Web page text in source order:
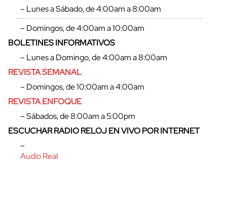
– Lunes a Sábado, de 4:00am a 8:00am
– Domingos, de 4:00am a 10:00am
BOLETINES INFORMATIVOS
– Lunes a Domingo, de 4:00am a 8:00am
REVISTA SEMANAL
– Domingos, de 10:00am a 4:00am
REVISTA ENFOQUE
– Sábados, de 8:00am a 5:00pm
ESCUCHAR RADIO RELOJ EN VIVO POR INTERNET
–
Audio Real